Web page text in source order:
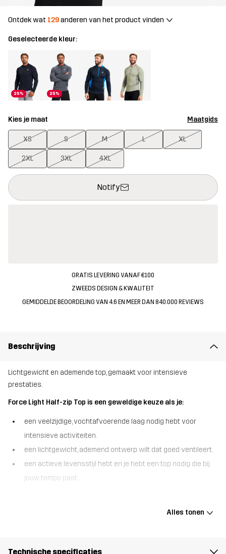
Ontdek wat 129anderen van het product vinden
Geselecteerde kleur:
25% 25%
Kies je maat Maatgids
XS S M L XL
2XL 3XL 4XL
Notify
Deze knop opent een modal met de bevestiging van een
{{size}} niet beschikbaar
GRATIS LEVERING VANAF €100
ZWEEDS DESIGN & KWALITEIT
GEMIDDELDE BEOORDELING VAN 4.6 EN MEER DAN 840.000 REVIEWS
Beschrijving
Lichtgewicht en ademende top, gemaakt voor intensieve
prestaties.
Force Light Half-zip Top is een geweldige keuze als je:
een veelzijdige, vochtafvoerende laag nodig hebt voor
intensieve activiteiten.
een lichtgewicht, ademend ontwerp wilt dat goed ventileert.
een actieve levensstijl hebt en je hebt een top nodig die bij
jouw tempo past.
activiteiten en combineert lichtgewicht stoffen met strategische
Alles tonen
Technische specificaties